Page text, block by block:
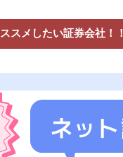
スメしたい証券会社！！